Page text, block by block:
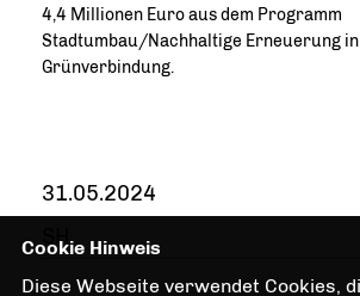
4,4 Millionen Euro aus dem Programm
Stadtumbau/Nachhaltige Erneuerung in
Grünverbindung.
31.05.2024
SH
Cookie Hinweis
Diese Webseite verwendet Cookies,